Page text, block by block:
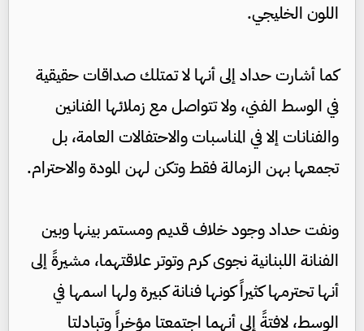
اللون الخليجي.
كما أشارت حداد إلى أنها لا تمتلك صداقات حقيقية
في الوسط الفني، ولا تتواصل مع زملائها الفنانين
والفنانات إلا في المناسبات والاحتفالات العامة، بل
تجمعها بهن الزمالة فقط وتكن لهن المودة والاحترام.
ونفت حداد وجود خلاف قديم ومستمر بينها وبين
الفنانة اللبنانية نجوى كرم وتوتر علاقتهما، مشيرةً إلى
أنها تحترمها كثيراً كونها فنانة كبيرة ولها اسمها في
الوسط، لافتةً إلى أنهما اجتمعتا مؤخراً وتبادلتا